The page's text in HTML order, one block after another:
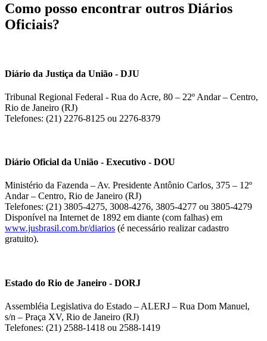
Como posso encontrar outros Diários
Oficiais?
Diário da Justiça da União - DJU
Tribunal Regional Federal - Rua do Acre, 80 – 22º Andar – Centro,
Rio de Janeiro (RJ)
Telefones: (21) 2276-8125 ou 2276-8379
Diário Oficial da União - Executivo - DOU
Ministério da Fazenda – Av. Presidente Antônio Carlos, 375 – 12º
Andar – Centro, Rio de Janeiro (RJ)
Telefones: (21) 3805-4275, 3008-4276, 3805-4277 ou 3805-4279
Disponível na Internet de 1892 em diante (com falhas) em
www.jusbrasil.com.br/diarios (é necessário realizar cadastro
gratuito).
Estado do Rio de Janeiro - DORJ
Assembléia Legislativa do Estado – ALERJ – Rua Dom Manuel,
s/n – Praça XV, Rio de Janeiro (RJ)
Telefones: (21) 2588-1418 ou 2588-1419